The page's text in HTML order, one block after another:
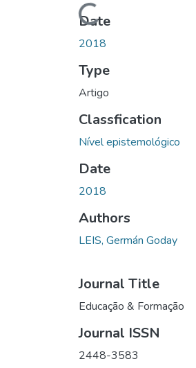
Loading...
Date
2018
Type
Artigo
Classfication
Nível epistemológico
Date
2018
Authors
LEIS, Germán Goday
Journal Title
Educação & Formação
Journal ISSN
2448-3583